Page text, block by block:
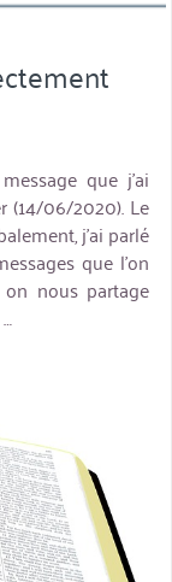
que j’ai
(14/06/2020). Le
j’ai parlé
que l’on
nous partage